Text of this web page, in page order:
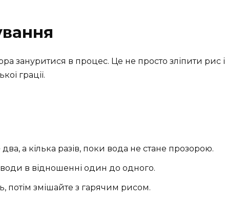
зануритися в процес. Це не просто зліпити рис і
грації.
а кілька разів, поки вода не стане прозорою.
в відношенні один до одного.
потім змішайте з гарячим рисом.